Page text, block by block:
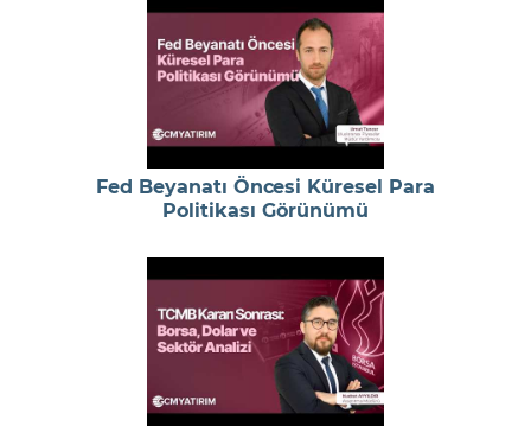
Fed Beyanatı Öncesi Küresel Para
Politikası Görünümü